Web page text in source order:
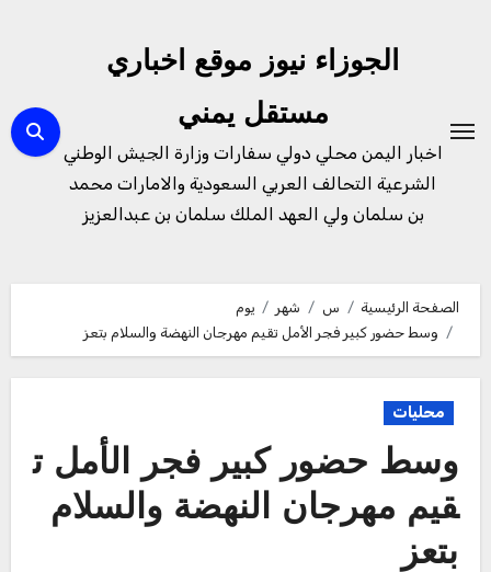
الجوزاء نيوز موقع اخباري
مستقل يمني
اخبار اليمن محلي دولي سفارات وزارة الجيش الوطني
الشرعية التحالف العربي السعودية والامارات محمد
بن سلمان ولي العهد الملك سلمان بن عبدالعزيز
الصفحة الرئيسية س شهر
يوم
وسط حضور كبير فجر الأمل تقيم مهرجان النهضة والسلام بتعز
محليات
وسط حضور كبير فجر الأمل ت
قيم مهرجان النهضة والسلام
بتعز